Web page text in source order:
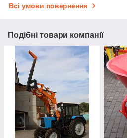
Всі умови повернення
Подібні товари компанії